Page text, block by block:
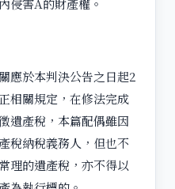
侵害A的財產權。
應於本判決公告之日起2
相關規定，在修法完成
遺產稅，本篇配偶雖因
稅納稅義務人，但也不
理的遺產稅，亦不得以